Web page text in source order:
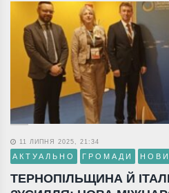
11 ЛИПНЯ 2025, 21:34
АКТУАЛЬНО ГРОМАДИ
ТЕРНОПІЛЬЩИНА Й